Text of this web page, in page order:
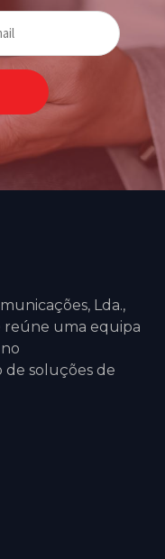
Lda.,
reúne uma equipa
soluções de